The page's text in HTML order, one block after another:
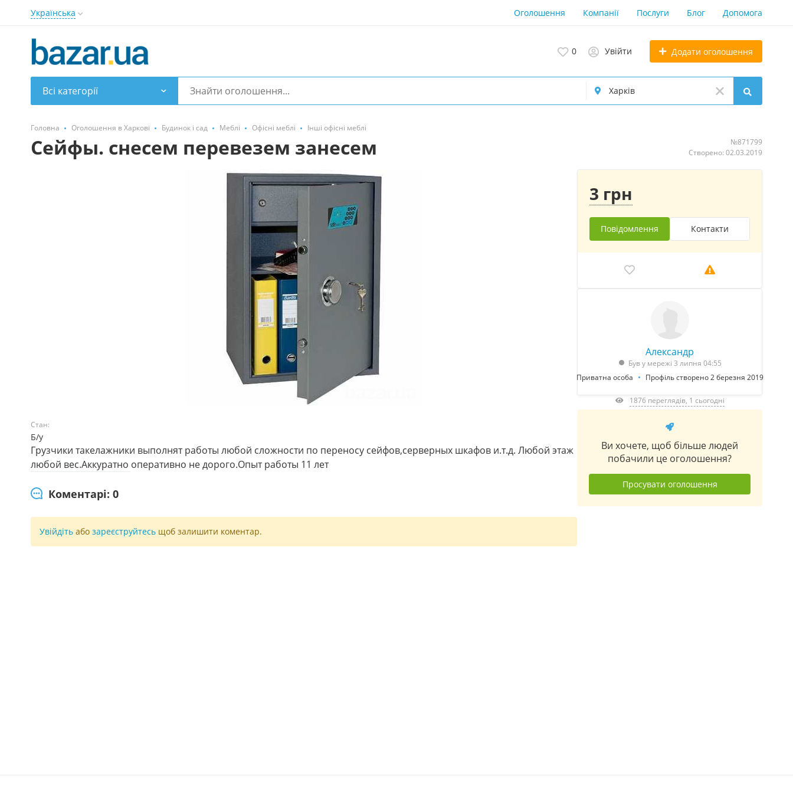
Українська Оголошення Компанії Послуги Блог Допомога
0 Увійти Додати оголошення
Всі категорії
Головна Оголошення в Харкові Будинок і сад Меблі Офісні меблі Інші офісні меблі
Сейфы. снесем перевезем занесем
№871799
Створено: 02.03.2019
Стан:
Б/у
Грузчики такелажники выполнят работы любой сложности по переносу сейфов,серверных шкафов и.т.д. Любой этаж
любой вес.Аккуратно оперативно не дорого.Опыт работы 11 лет
Коментарі: 0
Увійдіть або зареєструйтесь щоб залишити коментар.
3 грн
Повідомлення Контакти
Александр
Був у мережі 3 липня 04:55
Приватна особа
Профіль створено 2 березня 2019
1876 переглядів, 1 сьогодні
Ви хочете, щоб більше людей
побачили це оголошення?
Просувати оголошення